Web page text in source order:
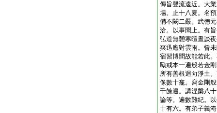
傳旨聲流遠近。大
場。止十八夏。名
備不闕二嚴。武徳
洽。以事聞上。有
弘道無憩寒暄晝談
爽迅應對雲雨。曾
宿習博聞故能若此
勵戒本一遍般若金
所有善根迴向淨土
像數十龕。寫金剛
千餘遍。講涅槃八
論等。遍數難紀。
十有六。有弟子義